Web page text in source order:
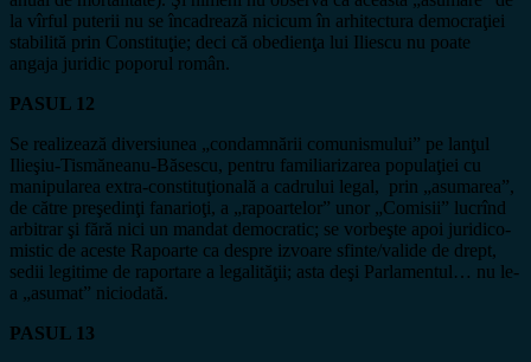
la vîrful puterii nu se încadrează nicicum în arhitectura democraţiei
stabilită prin Constituţie; deci că obedienţa lui Iliescu nu poate
angaja juridic poporul român.
PASUL 12
Se realizează diversiunea „condamnării comunismului” pe lanţul
Ilieşiu-Tismăneanu-Băsescu, pentru familiarizarea populaţiei cu
manipularea extra-constituţională a cadrului legal, prin „asumarea”,
de către preşedinţi fanarioţi, a „rapoartelor” unor „Comisii” lucrînd
arbitrar şi fără nici un mandat democratic; se vorbeşte apoi juridico-
mistic de aceste Rapoarte ca despre izvoare sfinte/valide de drept,
sedii legitime de raportare a legalităţii; asta deşi Parlamentul… nu le-
a „asumat” niciodată.
PASUL 13